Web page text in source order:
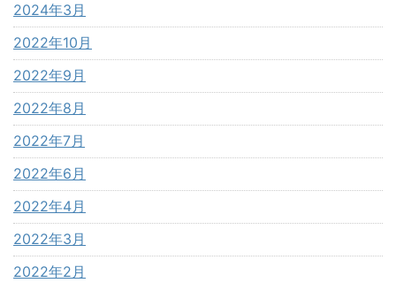
2024年3月
2022年10月
2022年9月
2022年8月
2022年7月
2022年6月
2022年4月
2022年3月
2022年2月